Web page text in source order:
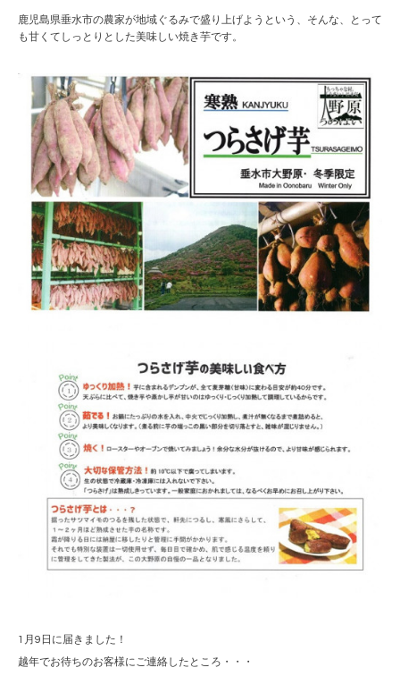
鹿児島県垂水市の農家が地域ぐるみで盛り上げようという、そんな、とって
も甘くてしっとりとした美味しい焼き芋です。
1月9日に届きました！
越年でお待ちのお客様にご連絡したところ・・・